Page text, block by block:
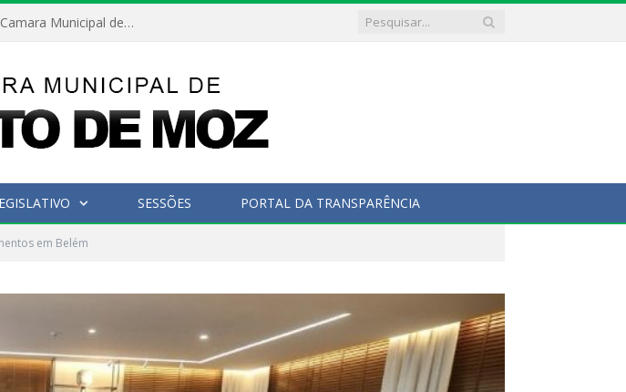
Hoje dia 05 de julho aconteceu no plenário da Camara Municipal de Porto de Moz a Sessão Solene de Abertura dos Trabalhos Legislativos 2º Período da 23ª Legislatura
SESSÕES PORTAL DA TRANSPARÊNCIA
em Belém